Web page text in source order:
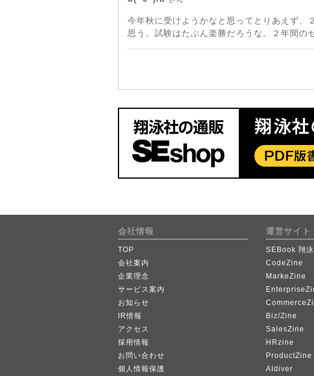
今年秋に受けようかなと思ってとりあえず、
思う。試験はたぶん楽勝だろうな。２年間の
会社情報
TOP
会社案内
企業理念
サービス案内
お知らせ
IR情報
アクセス
採用情報
お問い合わせ
個人情報保護
運営サイト
SEBook 翔
CodeZine
MarkeZine
Biz/Zine
SalesZine
HRzine
ProductZine
AIdiver